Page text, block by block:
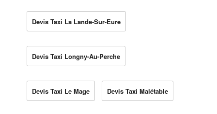
Devis Taxi La Lande-Sur-Eure
Devis Taxi Longny-Au-Perche
Devis Taxi Le Mage Devis Taxi Malétable